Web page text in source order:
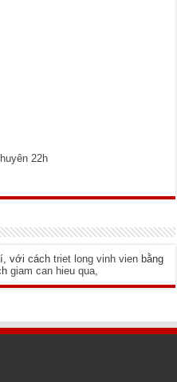
22h
với cáchtriet long vinh vien bằng
giam can hieu qua